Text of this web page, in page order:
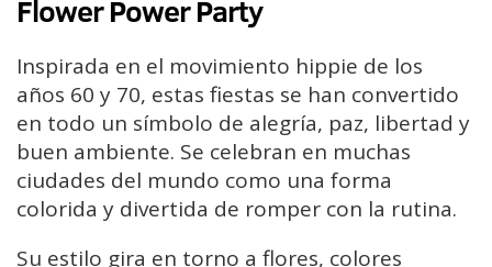
Flower Power Party
Inspirada en el movimiento hippie de los
años 60 y 70, estas fiestas se han convertido
en todo un símbolo de alegría, paz, libertad y
buen ambiente. Se celebran en muchas
ciudades del mundo como una forma
colorida y divertida de romper con la rutina.
Su estilo gira en torno a flores, colores